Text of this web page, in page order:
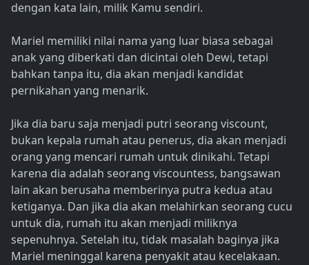
dengan kata lain, milik Kamu sendiri.
Mariel memiliki nilai nama yang luar biasa sebagai
anak yang diberkati dan dicintai oleh Dewi, tetapi
bahkan tanpa itu, dia akan menjadi kandidat
pernikahan yang menarik.
Jika dia baru saja menjadi putri seorang viscount,
bukan kepala rumah atau penerus, dia akan menjadi
orang yang mencari rumah untuk dinikahi. Tetapi
karena dia adalah seorang viscountess, bangsawan
lain akan berusaha memberinya putra kedua atau
ketiganya. Dan jika dia akan melahirkan seorang cucu
untuk dia, rumah itu akan menjadi miliknya
sepenuhnya. Setelah itu, tidak masalah baginya jika
Mariel meninggal karena penyakit atau kecelakaan.